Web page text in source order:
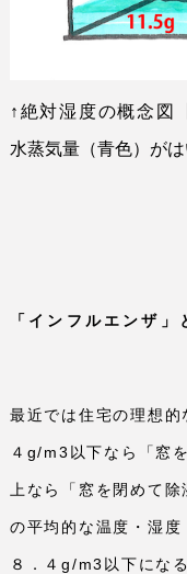
↑絶対湿度の概念図
水蒸気量（青色）がは
「インフルエンザ」
最近では住宅の理想的
４ g/m3 以下なら「窓
上なら「窓を閉めて
の平均的な温度・湿
８．４g/m3 以下にな